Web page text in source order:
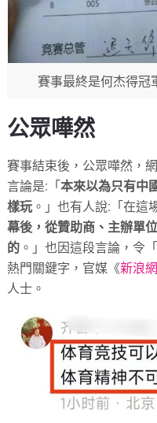
賽事最終是何杰得冠
公眾嘩然
賽事結束後，公眾嘩然，
言論是:「本來以為只有中
樣玩。」也有人說:「在這
幕後，從贊助商、主辦單
的 。」也因這段言論，令
熱門關鍵字，官媒《新浪
人士。